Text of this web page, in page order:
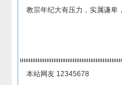
教宗年纪大有压力，实属谦卑
本站网友 12345678